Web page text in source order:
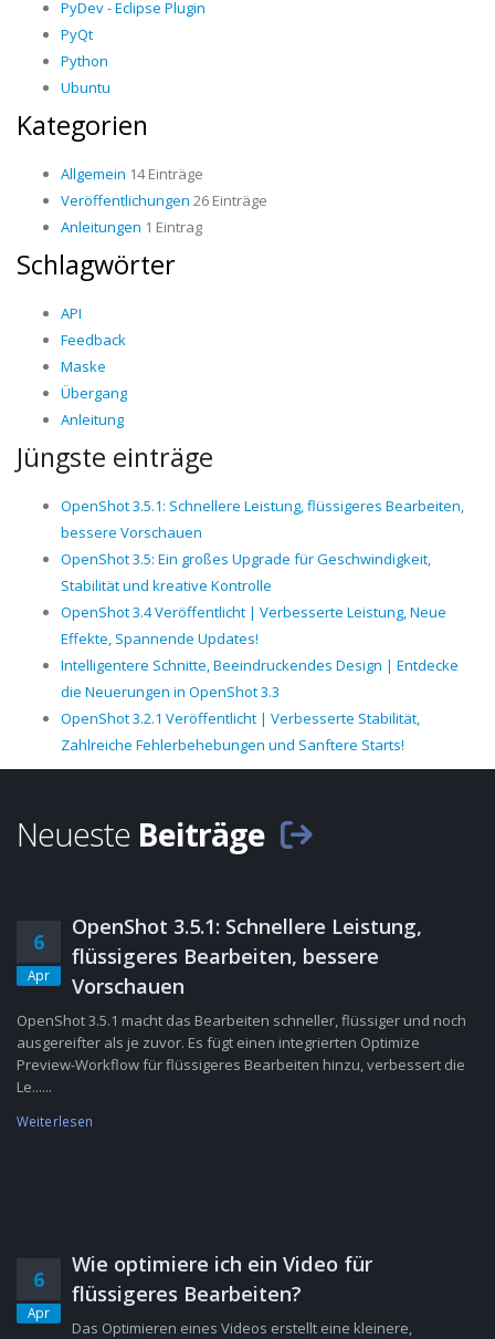
PyDev - Eclipse Plugin
PyQt
Python
Ubuntu
Kategorien
Allgemein 14 Einträge
Veröffentlichungen 26 Einträge
Anleitungen 1 Eintrag
Schlagwörter
API
Feedback
Maske
Übergang
Anleitung
Jüngste einträge
OpenShot 3.5.1: Schnellere Leistung, flüssigeres Bearbeiten,
bessere Vorschauen
OpenShot 3.5: Ein großes Upgrade für Geschwindigkeit,
Stabilität und kreative Kontrolle
OpenShot 3.4 Veröffentlicht | Verbesserte Leistung, Neue
Effekte, Spannende Updates!
Intelligentere Schnitte, Beeindruckendes Design | Entdecke
die Neuerungen in OpenShot 3.3
OpenShot 3.2.1 Veröffentlicht | Verbesserte Stabilität,
Zahlreiche Fehlerbehebungen und Sanftere Starts!
Neueste Beiträge
6
Apr
OpenShot 3.5.1: Schnellere Leistung,
flüssigeres Bearbeiten, bessere
Vorschauen
OpenShot 3.5.1 macht das Bearbeiten schneller, flüssiger und noch
ausgereifter als je zuvor. Es fügt einen integrierten Optimize
Preview-Workflow für flüssigeres Bearbeiten hinzu, verbessert die
Le......
Weiterlesen
6
Apr
Wie optimiere ich ein Video für
flüssigeres Bearbeiten?
Das Optimieren eines Videos erstellt eine kleinere,